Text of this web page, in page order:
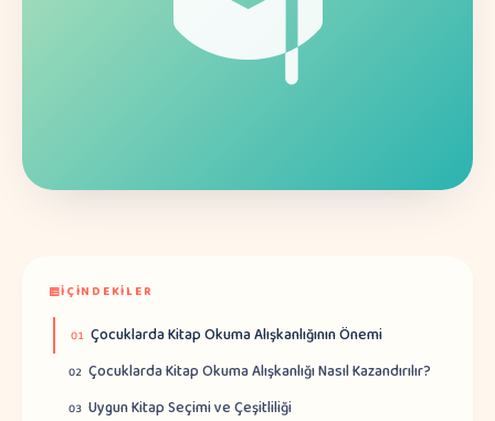
İÇINDEKILER
01 Çocuklarda Kitap Okuma Alışkanlığının Önemi
02 Çocuklarda Kitap Okuma Alışkanlığı Nasıl Kazandırılır?
03 Uygun Kitap Seçimi ve Çeşitliliği